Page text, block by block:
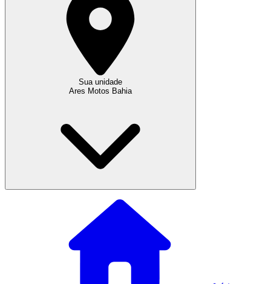
Sua unidade
Ares Motos Bahia